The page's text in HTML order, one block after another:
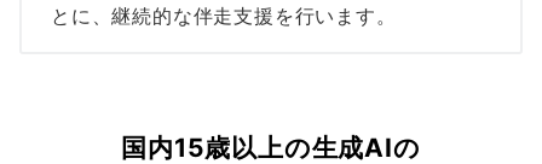
とに、継続的な伴走支援を行います。
国内15歳以上の生成AIの